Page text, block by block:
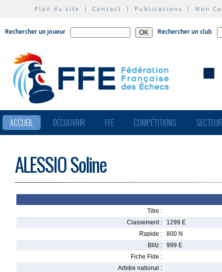
Plan du site | Contact | Publications | Mon
Rechercher un joueur Rechercher un club
ACCUEIL DÉCOUVRIR FFE COMPÉTITIONS
ALESSIO Soline
Titre :
Classement :
1299 E
Rapide :
800 N
Blitz :
999 E
Fiche Fide :
Arbitre national :